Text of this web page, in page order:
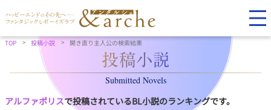
TOP 投稿小説 開き直り主人公の検索結果
Submitted Novels
アルファポリスで投稿されているBL小説のランキングです。